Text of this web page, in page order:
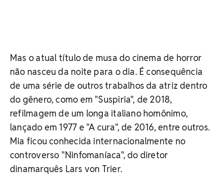
Mas o atual título de musa do cinema de horror
não nasceu da noite para o dia. É consequência
de uma série de outros trabalhos da atriz dentro
do gênero, como em "Suspiria", de 2018,
refilmagem de um longa italiano homônimo,
lançado em 1977 e "A cura", de 2016, entre outros.
Mia ficou conhecida internacionalmente no
controverso "Ninfomaníaca", do diretor
dinamarquês Lars von Trier.